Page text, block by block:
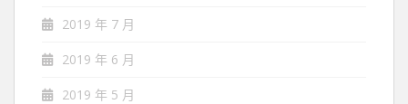
2019 年 7 月
2019 年 6 月
2019 年 5 月